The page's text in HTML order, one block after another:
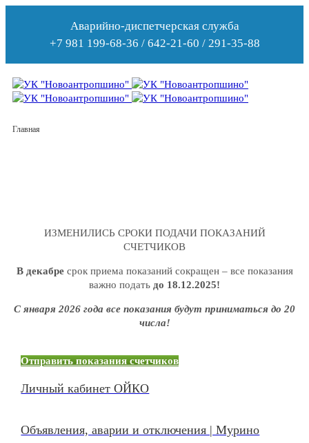
Аварийно-диспетчерская служба
+7 981 199-68-36 / 642-21-60 / 291-35-88
Главная
ИЗМЕНИЛИСЬ СРОКИ ПОДАЧИ ПОКАЗАНИЙ
СЧЕТЧИКОВ
В декабресрок приема показаний сокращен – все показания
важно подать до 18.12.2025!
С января 2026 года все показания будут приниматься до 20
числа!
Отправить показания счетчиков
Личный кабинет ОЙКО
Объявления, аварии и отключения | Мурино